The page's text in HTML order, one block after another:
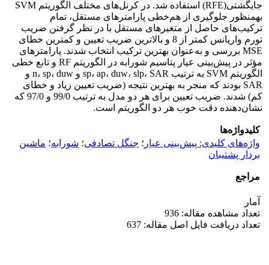
جایگشتی(RFE) استفاده شد. در کرنل‌های مختلف الگوریتم SVM
به­منظور جلوگیری از هم‌خطی پارامترهای مستقل، تمام
ترکیب‌های حاصل از متغیرهای مستقل با در نظر گرفتن ضریب
تورم واریانس کمتر از 8 و بالاترین ضریب تعیین و کمترین خطای
MSE بررسی و به‌عنوان بهترین ترکیب انتخاب شدند. پارامترهای
مؤثر در پیش‌بینی عیار پتاسیم شورابه در الگوریتم RF و تابع خطی
الگوریتم SVM به ترتیب sp، ap، duw، slp، SAR و n، sp، duw و
SAR بودند که منجر به بهترین نتیجه (ضریب تعیین زیاد و خطای
کم) شدند. ضریب تعیین برای هر دو مدل به ترتیب 99/0 و 97/0 که
نشان‌دهنده دقت خوب هر دو الگوریتم است.
کلیدواژه‌ها
واژه‌های کلیدی: پیش‌بینی عیار ؛ جنگل تصادفی؛ شورابه؛ ماشین
بردار پشتیبان
مراجع
آمار
تعداد مشاهده مقاله: 936
تعداد دریافت فایل اصل مقاله: 637